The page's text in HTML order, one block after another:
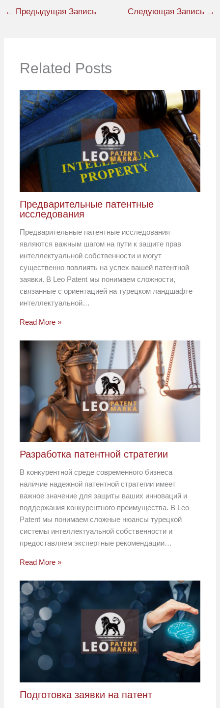
← Предыдущая Запись Следующая Запись →
Related Posts
Предварительные патентные
исследования
Предварительные патентные исследования
являются важным шагом на пути к защите прав
интеллектуальной собственности и могут
существенно повлиять на успех вашей патентной
заявки. В Leo Patent мы понимаем сложности,
связанные с ориентацией на турецком ландшафте
интеллектуальной…
Read More »
Разработка патентной стратегии
В конкурентной среде современного бизнеса
наличие надежной патентной стратегии имеет
важное значение для защиты ваших инноваций и
поддержания конкурентного преимущества. В Leo
Patent мы понимаем сложные нюансы турецкой
системы интеллектуальной собственности и
предоставляем экспертные рекомендации…
Read More »
Подготовка заявки на патент